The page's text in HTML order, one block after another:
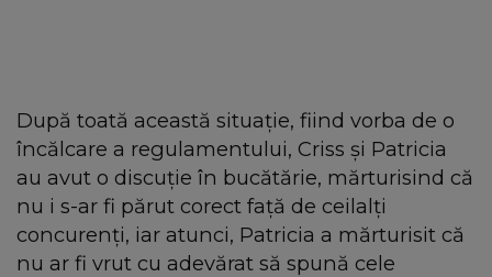
După toată această situație, fiind vorba de o
încălcare a regulamentului, Criss și Patricia
au avut o discuție în bucătărie, mărturisind că
nu i s-ar fi părut corect față de ceilalți
concurenți, iar atunci, Patricia a mărturisit că
nu ar fi vrut cu adevărat să spună cele